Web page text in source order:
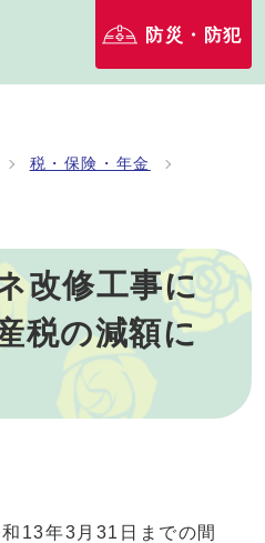
防災・防犯
税・保険・年金
改修工事に
税の減額に
13年3月31日までの間